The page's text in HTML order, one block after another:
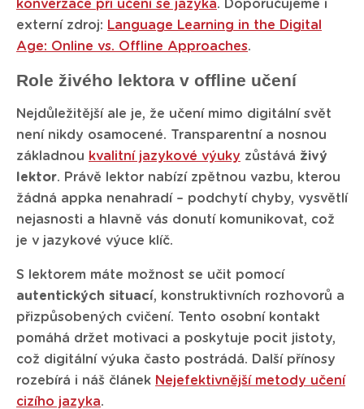
konverzace při učení se jazyka. Doporučujeme i
externí zdroj: Language Learning in the Digital
Age: Online vs. Offline Approaches.
Role živého lektora v offline učení
Nejdůležitější ale je, že učení mimo digitální svět
není nikdy osamocené. Transparentní a nosnou
základnou kvalitní jazykové výuky zůstává živý
lektor. Právě lektor nabízí zpětnou vazbu, kterou
žádná appka nenahradí – podchytí chyby, vysvětlí
nejasnosti a hlavně vás donutí komunikovat, což
je v jazykové výuce klíč.
S lektorem máte možnost se učit pomocí
autentických situací, konstruktivních rozhovorů a
přizpůsobených cvičení. Tento osobní kontakt
pomáhá držet motivaci a poskytuje pocit jistoty,
což digitální výuka často postrádá. Další přínosy
rozebírá i náš článek Nejefektivnější metody učení
cizího jazyka.